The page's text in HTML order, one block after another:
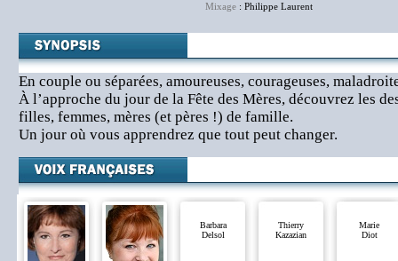
Mixage : Philippe Laurent
En couple ou séparées, amoureuses, courageuses,
À l’approche du jour de la Fête des Mères, découvrez les
filles, femmes, mères (et pères !) de famille.
Un jour où vous apprendrez que tout peut changer.
Barbara
Delsol
Thierry
Kazazian
Marie
Diot